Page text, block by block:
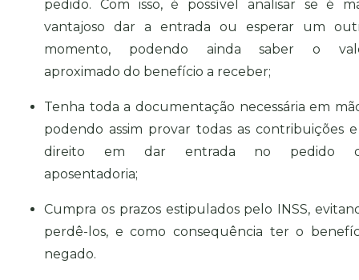
pedido. Com isso, é possível analisar se é
vantajoso dar a entrada ou esperar um
momento, podendo ainda saber o
aproximado do benefício a receber;
Tenha toda a documentação necessária em
podendo assim provar todas as contribuições
direito em dar entrada no pedido
aposentadoria;
Cumpra os prazos estipulados pelo INSS,
perdê-los, e como consequência ter o
negado.